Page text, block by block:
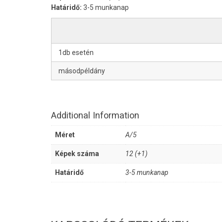
Határidő: 3-5 munkanap
1db esetén
másodpéldány
Additional Information
Méret A/5
Képek száma 12 (+1)
Határidő 3-5 munkanap